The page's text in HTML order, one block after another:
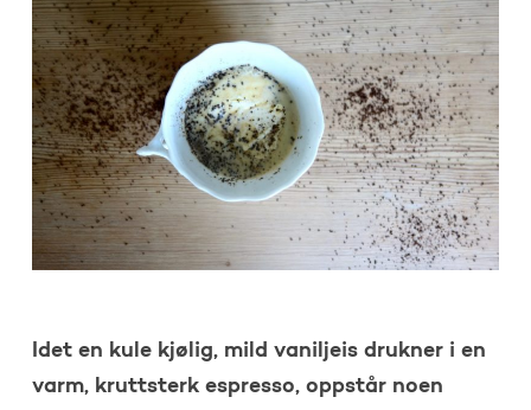
Idet en kule kjølig, mild vaniljeis drukner i en
varm, kruttsterk espresso, oppstår noen